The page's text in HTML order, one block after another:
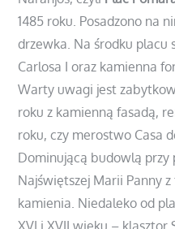
1485 roku. Posadzono na
drzewka. Na środku placu
Carlosa I oraz kamienna
Warty uwagi jest
roku z kamienną fasadą,
roku, czy merostwo Casa
Dominującą budowlą przy
Najświętszej Marii Panny
kamienia. Niedaleko od